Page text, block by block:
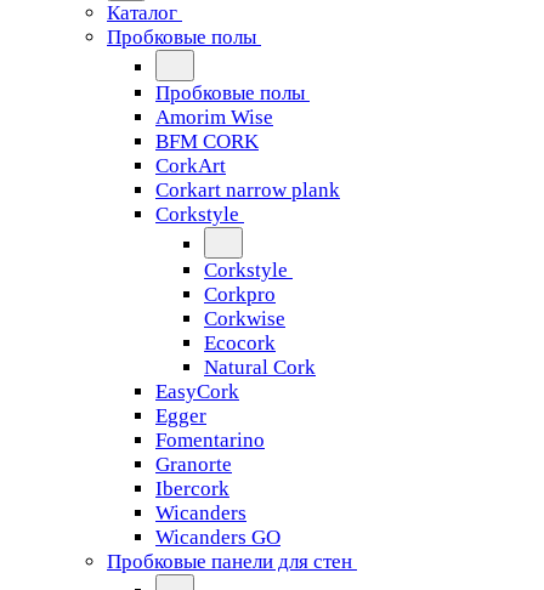
Каталог
Пробковые полы
Пробковые полы
Amorim Wise
BFM CORK
CorkArt
Corkart narrow plank
Corkstyle
Corkstyle
Corkpro
Corkwise
Ecocork
Natural Cork
EasyCork
Egger
Fomentarino
Granorte
Ibercork
Wicanders
Wicanders GO
Пробковые панели для стен